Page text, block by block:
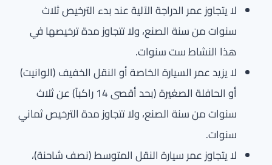
لا يتجاوز عمر الدراجة الآلية عند بدء الترخيص ثلاث
سنوات من سنة الصنع، ولا تتجاوز مدة ترخيصها في
هذا النشاط ست سنوات.
لا يزيد عمر السيارة الخاصة أو النقل الخفيف (الوانيت)
أو الحافلة الصغيرة (بحد أقصى 14 راكباً) عن ثلاث
سنوات من سنة الصنع، ولا تتجاوز مدة الترخيص ثماني
سنوات.
لا يتجاوز عمر سيارة النقل المتوسط (نصف شاحنة)،